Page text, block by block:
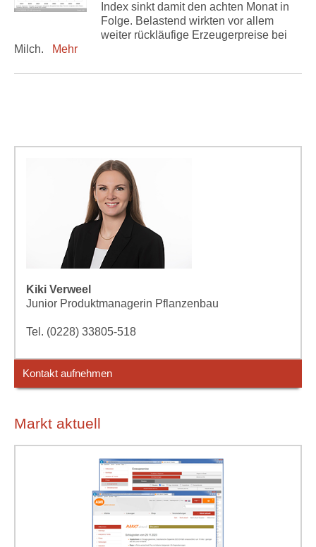
Index sinkt damit den achten Monat in
Folge. Belastend wirkten vor allem
weiter rückläufige Erzeugerpreise bei
Milch.
Mehr
Kiki Verweel
Junior Produktmanagerin Pflanzenbau
Tel. (0228) 33805-518
Kontakt aufnehmen
Markt aktuell